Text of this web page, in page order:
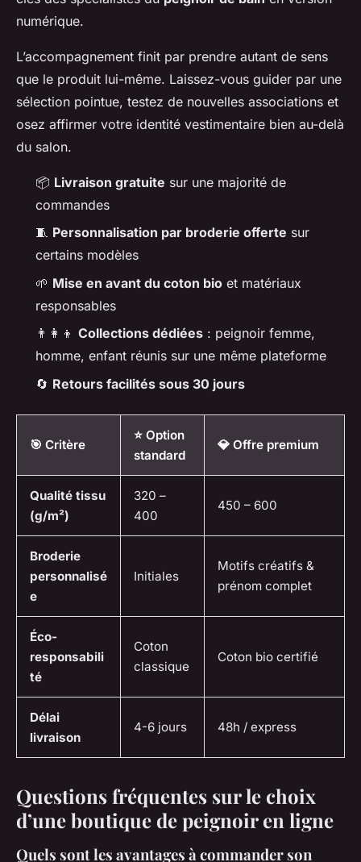
numérique.
L’accompagnement finit par prendre autant de sens
que le produit lui-même. Laissez-vous guider par une
sélection pointue, testez de nouvelles associations et
osez affirmer votre identité vestimentaire bien au-delà
du salon.
📦 Livraison gratuite sur une majorité de
commandes
🧵 Personnalisation par broderie offerte sur
certains modèles
🌱 Mise en avant du coton bio et matériaux
responsables
👨‍👩‍👦 Collections dédiées : peignoir femme,
homme, enfant réunis sur une même plateforme
🔄 Retours facilités sous 30 jours
🎯 Critère
⭐ Option
standard
💎 Offre premium
Qualité tissu
(g/m²)
320 –
400
450 – 600
Broderie
personnalisé
e
Initiales
Motifs créatifs &
prénom complet
Éco-
responsabili
té
Coton
classique
Coton bio certifié
Délai
livraison
4-6 jours 48h / express
Questions fréquentes sur le choix
d’une boutique de peignoir en ligne
Quels sont les avantages à commander son